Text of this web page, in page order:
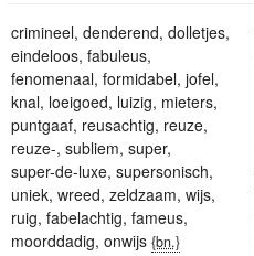
crimineel, denderend, dolletjes,
eindeloos, fabuleus,
fenomenaal, formidabel, jofel,
knal, loeigoed, luizig, mieters,
puntgaaf, reusachtig, reuze,
reuze-, subliem, super,
super-de-luxe, supersonisch,
uniek, wreed, zeldzaam, wijs,
ruig, fabelachtig, fameus,
moorddadig, onwijs {bn.}